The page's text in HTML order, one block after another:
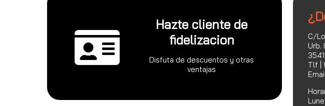
Hazte cliente de
fidelizacion
Disfuta de descuentos y otras
ventajas
C/
Urb.
Tlf |